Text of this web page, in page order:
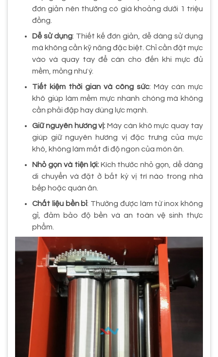
đơn giản nên thường có giá khoảng dưới 1 triệu
đồng.
Dễ sử dụng: Thiết kế đơn giản, dễ dàng sử dụng
mà không cần kỹ năng đặc biệt. Chỉ cần đặt mực
vào và quay tay để cán cho đến khi mực đủ
mềm, mỏng như ý.
Tiết kiệm thời gian và công sức: Máy cán mực
khô giúp làm mềm mực nhanh chóng mà không
cần phải đập hay dùng lực mạnh.
Giữ nguyên hương vị: Máy cán khô mực quay tay
giúp giữ nguyên hương vị đặc trưng của mực
khô, không làm mất đi độ ngon của món ăn.
Nhỏ gọn và tiện lợi: Kích thước nhỏ gọn, dễ dàng
di chuyển và đặt ở bất kỳ vị trí nào trong nhà
bếp hoặc quán ăn.
Chất liệu bền bỉ: Thường được làm từ inox không
gỉ, đảm bảo độ bền và an toàn vệ sinh thực
phẩm.